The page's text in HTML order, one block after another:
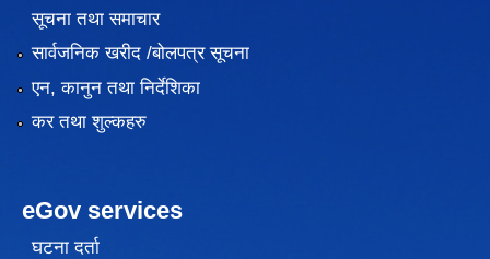
सूचना तथा समाचार
सार्वजनिक खरीद /बोलपत्र सूचना
एन, कानुन तथा निर्देशिका
कर तथा शुल्कहरु
eGov services
घटना दर्ता